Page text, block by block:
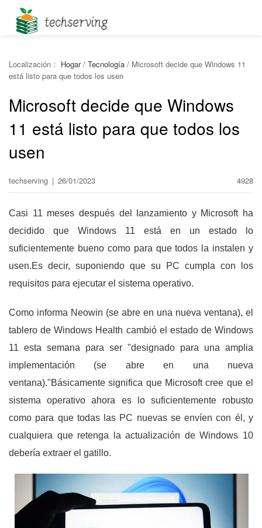
Localización： Hogar / Tecnología / Microsoft decide que Windows 11
está listo para que todos los usen
Microsoft decide que Windows
11 está listo para que todos los
usen
techserving | 26/01/2023 4928
Casi 11 meses después del lanzamiento y Microsoft ha
decidido que Windows 11 está en un estado lo
suficientemente bueno como para que todos la instalen y
usen.Es decir, suponiendo que su PC cumpla con los
requisitos para ejecutar el sistema operativo.
Como informa Neowin (se abre en una nueva ventana), el
tablero de Windows Health cambió el estado de Windows
11 esta semana para ser "designado para una amplia
implementación (se abre en una nueva
ventana)."Básicamente significa que Microsoft cree que el
sistema operativo ahora es lo suficientemente robusto
como para que todas las PC nuevas se envíen con él, y
cualquiera que retenga la actualización de Windows 10
debería extraer el gatillo.